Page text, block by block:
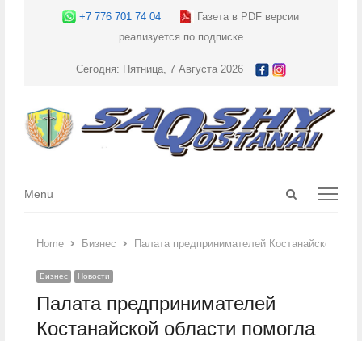
+7 776 701 74 04
Газета в PDF версии
реализуется по подписке
Сегодня: Пятница, 7 Августа 2026
Open
Menu
Menu
Home Бизнес Палата предпринимателей Костанайской
Бизнес Новости
Палата предпринимателей
Костанайской области помогла